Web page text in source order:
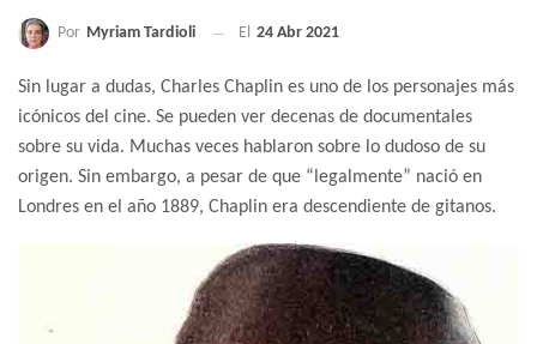
Por Myriam Tardioli El 24 Abr 2021
Sin lugar a dudas, Charles Chaplin es uno de los personajes más
icónicos del cine. Se pueden ver decenas de documentales
sobre su vida. Muchas veces hablaron sobre lo dudoso de su
origen. Sin embargo, a pesar de que “legalmente” nació en
Londres en el año 1889, Chaplin era descendiente de gitanos.